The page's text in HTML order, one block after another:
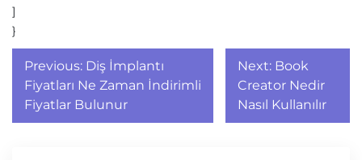
]
}
Yazı
gezinmesi
Previous: Diş İmplantı
Fiyatları Ne Zaman İndirimli
Fiyatlar Bulunur
Next: Book
Creator Nedir
Nasıl Kullanılır